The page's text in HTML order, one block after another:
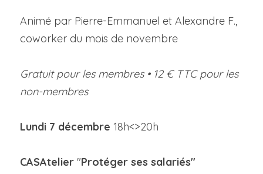
Animé par Pierre-Emmanuel et Alexandre F.,
coworker du mois de novembre
Gratuit pour les membres • 12 € TTC pour les
non-membres
Lundi 7 décembre 18h<>20h
CASAtelier "Protéger ses salariés"